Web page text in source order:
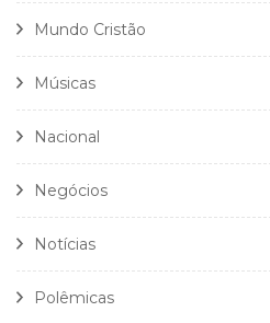
Mundo Cristão
Músicas
Nacional
Negócios
Notícias
Polêmicas